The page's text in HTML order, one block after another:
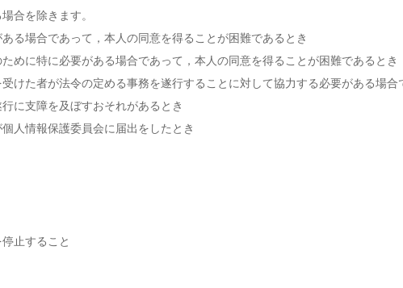
合を除きます。
る場合であって，本人の同意を得ることが困難であるとき
めに特に必要がある場合であって，本人の同意を得ることが困難であるとき
けた者が法令の定める事務を遂行することに対して協力する必要がある場合
に支障を及ぼすおそれがあるとき
人情報保護委員会に届出をしたとき
止すること